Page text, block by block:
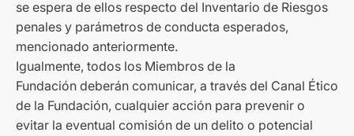
se espera de ellos respecto del Inventario de Riesgos
penales y parámetros de conducta esperados,
mencionado anteriormente.
Igualmente, todos los Miembros de la
Fundación deberán comunicar, a través del Canal Ético
de la Fundación, cualquier acción para prevenir o
evitar la eventual comisión de un delito o potencial